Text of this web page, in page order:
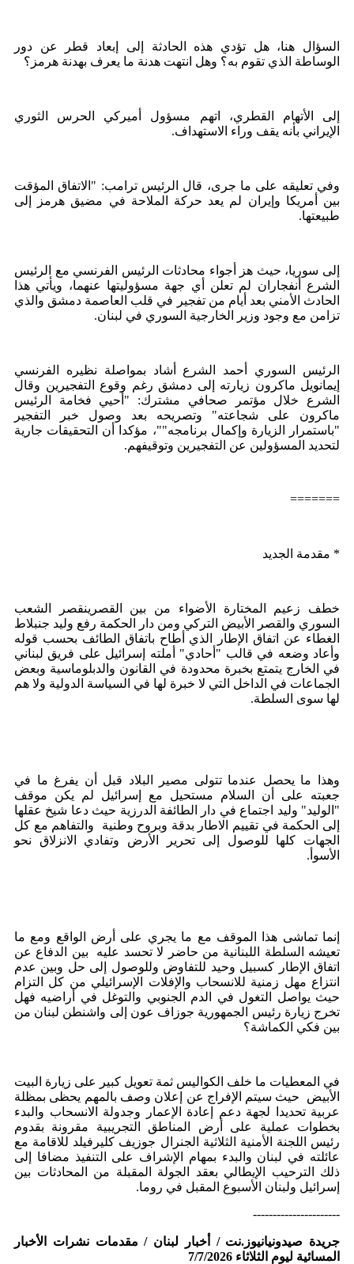
السؤال هنا، هل تؤدي هذه الحادثة إلى إبعاد قطر عن دور
الوساطة الذي تقوم به؟ وهل انتهت هدنة ما يعرف بهدنة هرمز؟
إلى الأتهام القطري، اتهم مسؤول أميركي الحرس الثوري
الإيراني بأنه يقف وراء الاستهداف.
وفي تعليقه على ما جرى، قال الرئيس ترامب: "الاتفاق المؤقت
بين أمريكا وإيران لم يعد حركة الملاحة في مضيق هرمز إلى
طبيعتها.
إلى سوريا، حيث هز أجواء محادثات الرئيس الفرنسي مع الرئيس
الشرع أنفجاران لم تعلن أي جهة مسؤوليتها عنهما، ويأتي هذا
الحادث الأمني بعد أيام من تفجير في قلب العاصمة دمشق والذي
تزامن مع وجود وزير الخارجية السوري في لبنان.
الرئيس السوري أحمد الشرع أشاد بمواصلة نظيره الفرنسي
إيمانويل ماكرون زيارته إلى دمشق رغم وقوع التفجيرين وقال
الشرع خلال مؤتمر صحافي مشترك: "أحيي فخامة الرئيس
ماكرون على شجاعته" وتصريحه بعد وصول خبر التفجير
"باستمرار الزيارة وإكمال برنامجه""، مؤكدا أن التحقيقات جارية
لتحديد المسؤولين عن التفجيرين وتوقيفهم.
=======
* مقدمة الجديد
خطف زعيم المختارة الأضواء من بين القصرينقصر الشعب
السوري والقصر الأبيض التركي ومن دار الحكمة رفع وليد جنبلاط
الغطاء عن اتفاق الإطار الذي أطاح باتفاق الطائف بحسب قوله
وأعاد وضعه في قالب "أحادي" أملته إسرائيل على فريق لبناني
في الخارج يتمتع بخبرة محدودة في القانون والدبلوماسية وبعض
الجماعات في الداخل التي لا خبرة لها في السياسة الدولية ولا هم
لها سوى السلطة.
وهذا ما يحصل عندما تتولى مصير البلاد قبل أن يفرغ ما في
جعبته على أن السلام مستحيل مع إسرائيل لم يكن موقف
"الوليد" وليد اجتماع في دار الطائفة الدرزية حيث دعا شيخ عقلها
إلى الحكمة في تقييم الاطار بدقة وبروح وطنية والتفاهم مع كل
الجهات كلها للوصول إلى تحرير الأرض وتفادي الانزلاق نحو
الأسوأ.
إنما تماشى هذا الموقف مع ما يجري على أرض الواقع ومع ما
تعيشه السلطة اللبنانية من حاضر لا تحسد عليه بين الدفاع عن
اتفاق الإطار كسبيل وحيد للتفاوض وللوصول إلى حل وبين عدم
انتزاع مهل زمنية للانسحاب والإفلات الإسرائيلي من كل التزام
حيث يواصل التغول في الدم الجنوبي والتوغل في أراضيه فهل
تخرج زيارة رئيس الجمهورية جوزاف عون إلى واشنطن لبنان من
بين فكي الكماشة؟
في المعطيات ما خلف الكواليس ثمة تعويل كبير على زيارة البيت
الأبيض حيث سيتم الإفراج عن إعلان وصف بالمهم يحظى بمظلة
عربية تحديدا لجهة دعم إعادة الإعمار وجدولة الانسحاب والبدء
بخطوات عملية على أرض المناطق التجريبية مقرونة بقدوم
رئيس اللجنة الأمنية الثلاثية الجنرال جوزيف كليرفيلد للاقامة مع
عائلته في لبنان والبدء بمهام الإشراف على التنفيذ مضافا إلى
ذلك الترحيب الإيطالي بعقد الجولة المقبلة من المحادثات بين
إسرائيل ولبنان الأسبوع المقبل في روما.
----------------------
جريدة صيدونيانيوز.نت / أخبار لبنان / مقدمات نشرات الأخبار
المسائية ليوم الثلاثاء 7/7/2026